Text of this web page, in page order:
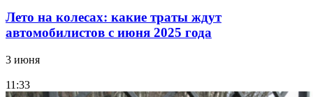
Лето на колесах: какие траты ждут
автомобилистов с июня 2025 года
3 июня
11:33